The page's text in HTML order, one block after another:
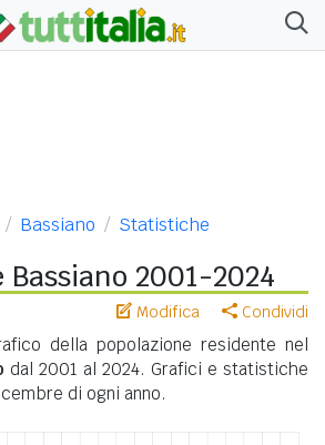
Bassiano Statistiche
Bassiano 2001-2024
Modifica Condividi
della popolazione residente nel
dal 2001 al 2024. Grafici e statistiche
di ogni anno.